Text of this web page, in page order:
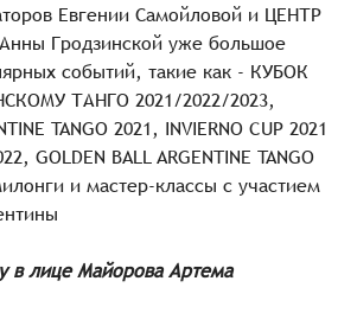
Евгении Самойловой и ЦЕНТР
Гродзинской уже большое
событий, такие как - КУБОК
ТАНГО 2021/2022/2023,
TANGO 2021, INVIERNO CUP 2021
GOLDEN BALL ARGENTINE TANGO
и мастер-классы с участием
в лице Майорова Артема